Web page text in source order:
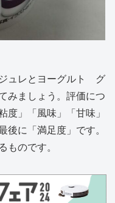
ュレとヨーグルト グ
みましょう。評価につ
度」「風味」「甘味」
後に「満足度」です。
のです。